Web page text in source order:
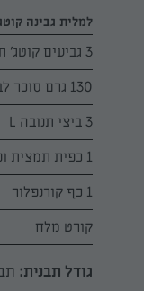
למלית גבינה
3 גביעים קוטג' תנובה 5% (750 גרם)
130 גרם סוכר לבן
3 ביצי תנובה L
1 כפית תמצית וניל
1 כף קורנפלור
קורט מלח
גודל תבנית: